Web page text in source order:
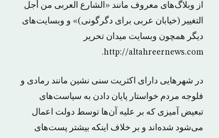
از وبلاگ‌های معروف مانند «الشارع العربی من أجل
التغییر (خیابان عربی برای دگرگونی)» و وبسایت‌های
دیگر همچون وبسایت میدان تحریر
http://altahreernews.com.
در شهرهایی دارای اکثریت سنی نشین مانند رمادی و
فلوجه مردم خواستار پایان دادن به سیاست‌های
تبعیض آمیزی که بر علیه آن‌ها توسط دولت اعمال
می‌شود شده‌اند و بر خلاف اینکه بیشتر پست‌های